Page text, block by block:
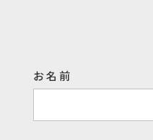
お名前